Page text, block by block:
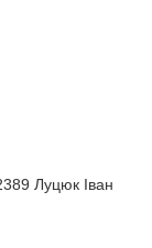
Луцюк Іван